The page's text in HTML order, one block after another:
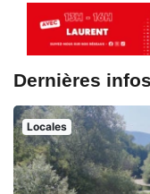
Dernières infos
Locales